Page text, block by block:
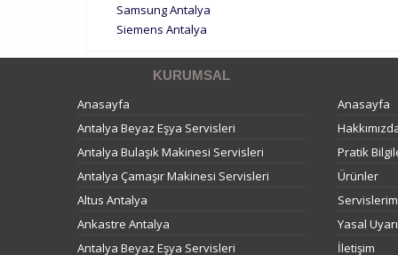
Samsung Antalya
Siemens Antalya
KURUMSAL
Anasayfa
Antalya Beyaz Eşya Servisleri
Antalya Bulaşık Makinesi Servisleri
Antalya Çamaşır Makinesi Servisleri
Altus Antalya
Ankastre Antalya
Antalya Beyaz Eşya Servisleri
Anasayfa
Pratik
Ürünler
Yasal Uyarı
İletişim